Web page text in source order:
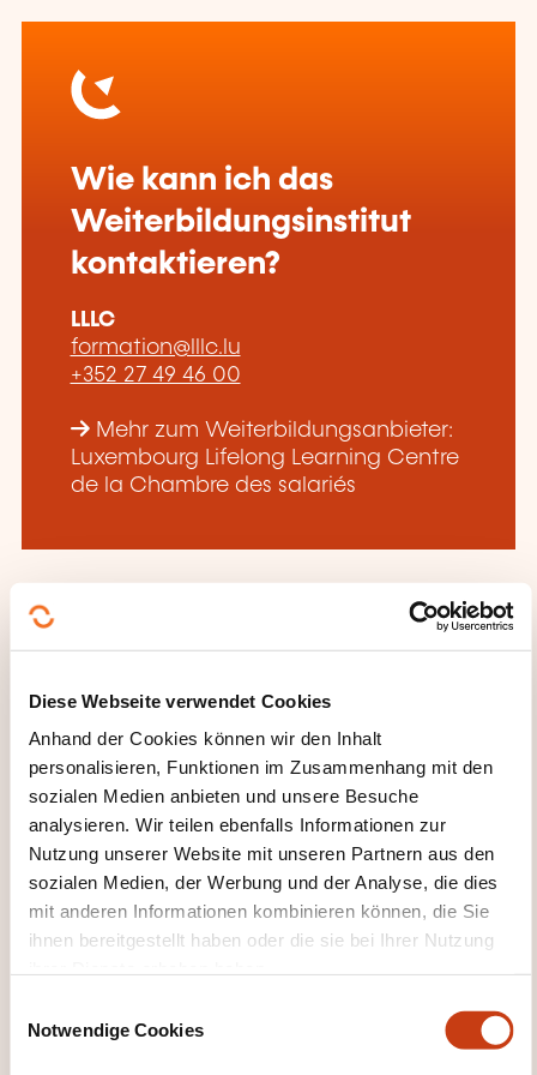
Diese Webseite verwendet Cookies
Anhand der Cookies können wir den Inhalt
personalisieren, Funktionen im Zusammenhang mit den
sozialen Medien anbieten und unsere Besuche
analysieren. Wir teilen ebenfalls Informationen zur
Nutzung unserer Website mit unseren Partnern aus den
sozialen Medien, der Werbung und der Analyse, die dies
mit anderen Informationen kombinieren können, die Sie
ihnen bereitgestellt haben oder die sie bei Ihrer Nutzung
Notwendige Cookies
Wie kann ich das
Weiterbildungsinstitut
kontaktieren?
LLLC
formation@lllc.lu
+352 27 49 46 00
Mehr zum Weiterbildungsanbieter:
Luxembourg Lifelong Learning Centre
de la Chambre des salariés
KÖNNTEN SIE INTERESSIEREN
Certification ICDL